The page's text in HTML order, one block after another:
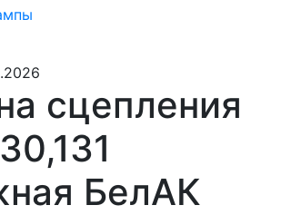
сцепления
БелАК